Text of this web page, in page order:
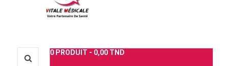
0 PRODUIT - 0,00 TND